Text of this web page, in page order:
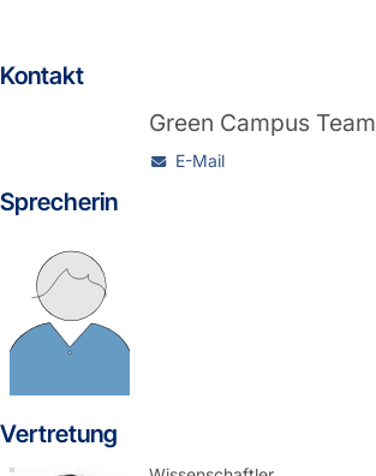
Kontakt
Green Campus Team
E-Mail
Sprecherin
Vertretung